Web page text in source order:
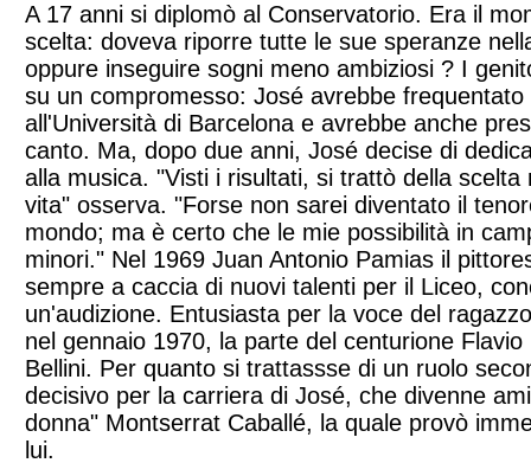
A 17 anni si diplomò al Conservatorio. Era il
scelta: doveva riporre tutte le sue speranze
oppure inseguire sogni meno ambiziosi ? I
su un compromesso: José avrebbe
all'Università di Barcelona e avrebbe anche
canto. Ma, dopo due anni, José decise di
alla musica. "Visti i risultati, si trattò della scelta
vita" osserva. "Forse non sarei diventato il
mondo; ma è certo che le mie possibilità in
minori." Nel 1969 Juan Antonio Pamias il
sempre a caccia di nuovi talenti per il Liceo,
un'audizione. Entusiasta per la voce del
nel gennaio 1970, la parte del centurione Flavio
Bellini. Per quanto si trattassse di un ruolo
decisivo per la carriera di José, che divenne
donna" Montserrat Caballé, la quale provò
lui.